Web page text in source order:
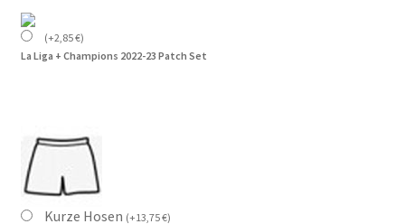
(+2,85€)
La Liga + Champions 2022-23 Patch Set
Kurze Hosen (+13,75€)